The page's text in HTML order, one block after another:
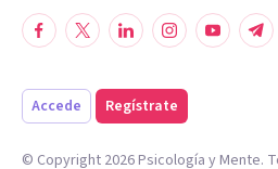
Accede Regístrate
© Copyright 2026Psicología y Mente.